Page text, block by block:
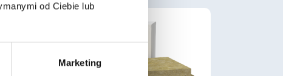
od Ciebie lub
Marketing